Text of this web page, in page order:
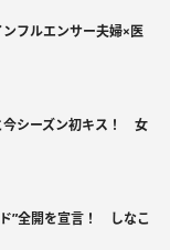
フルエンサー夫婦×医
今シーズン初キス！ 女
”全開を宣言！ しなこ